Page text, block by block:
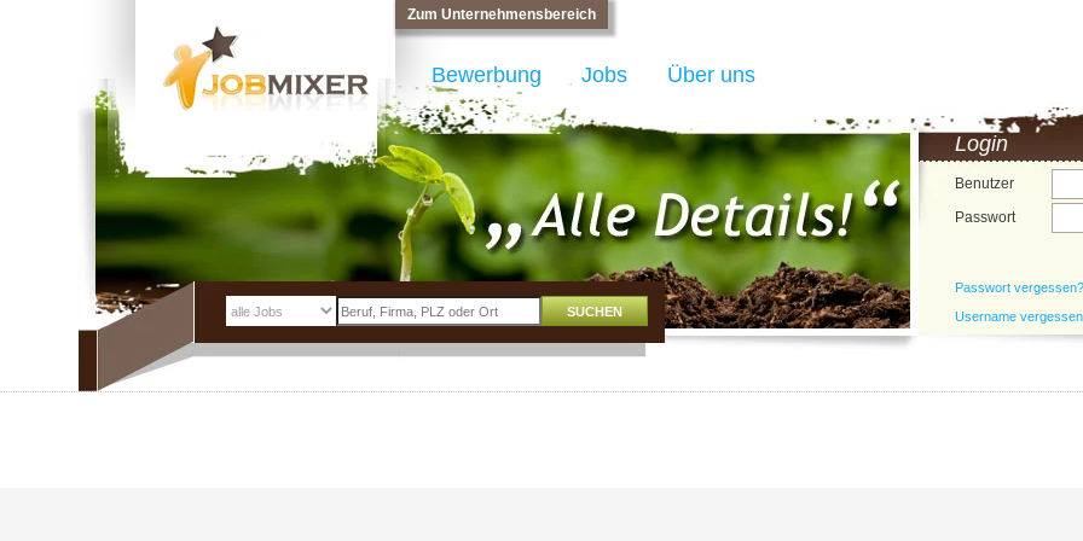
Zum Unternehmensbereich
Login
Benutzer
Passwort
Passwort vergessen?
Username
Bewerbung Jobs Über uns